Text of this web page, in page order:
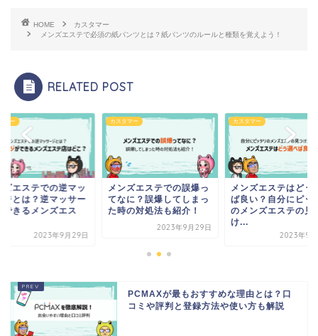
HOME
カスタマー
メンズエステで必須の紙パンツとは？紙パンツのルールと種類を覚えよう！
RELATED POST
マー
ズエステでの逆マッ
ジとは？逆マッサー
できるメンズエス
2023年9月29日
カスタマー
メンズエステでの誤爆っ
てなに？誤爆してしまっ
た時の対処法も紹介！
2023年9月29日
カスタマー
メンズエステはどう
ば良い？自分にピッ
のメンズエステの見
け...
2023年9
PCMAXが最もおすすめな理由とは？口
コミや評判と登録方法や使い方も解説